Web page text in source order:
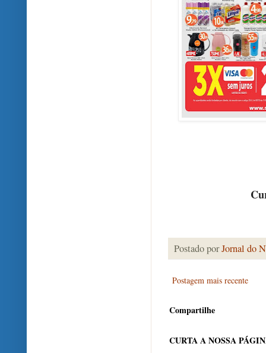
Postado porJornal do
Postagem mais recente
Compartilhe
CURTA A NOSSA